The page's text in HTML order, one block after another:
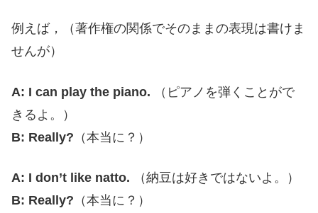
例えば，（著作権の関係でそのままの表現は書けま
せんが）
A: I can play the piano. （ピアノを弾くことがで
きるよ。）
B: Really? （本当に？）
A: I don’t like natto. （納豆は好きではないよ。）
B: Really? （本当に？）